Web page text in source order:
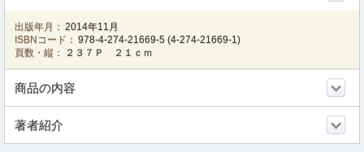
出版年月： 2014年11月
ISBNコード： 978-4-274-21669-5 (4-274-21669-1)
頁数・縦：
２３７Ｐ ２１ｃｍ
商品の内容
著者紹介